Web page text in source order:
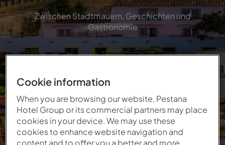
Zwischen Stadtmauern, Geschichten und
Gastronomie
Historisch Gastronomie Kulturerbe Natur
Cookie information
When you are browsing our website, Pestana
Hotel Group or its commercial partners may place
cookies in your device. We may use these
cookies to enhance website navigation and
content and to offer you a better and more